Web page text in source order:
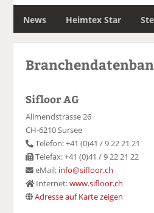
News Heimtex Star
Sifloor AG
Allmendstrasse 26
CH-6210 Sursee
Telefon: +41 (0)41 / 9 22 21 21
Telefax: +41 (0)41 / 9 22 21 22
eMail: info@sifloor.ch
Internet:www.sifloor.ch
Adresse auf Karte zeigen